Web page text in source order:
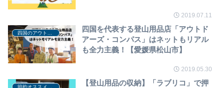
2019.07.11
四国を代表する登山用品店「アウトド
アーズ・コンパス」はネットもリアル
も全力主義！【愛媛県松山市】
2019.05.30
【登山用品の収納】「ラブリコ」で押